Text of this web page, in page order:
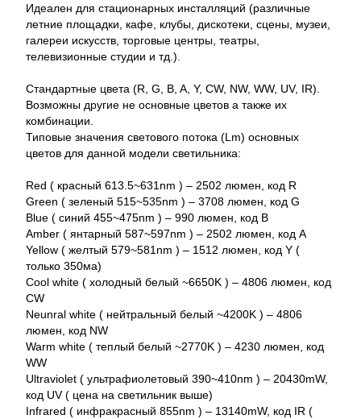
Идеален для стационарных инсталляций (различные
летние площадки, кафе, клубы, дискотеки, сцены, музеи,
галереи искусств, торговые центры, театры,
телевизионные студии и тд.).
Стандартные цвета (R, G, B, A, Y, CW, NW, WW, UV, IR).
Возможны другие не основные цветов а также их
комбинации.
Типовые значения светового потока (Lm) основных
цветов для данной модели светильника:
Red ( красный 613.5~631nm ) – 2502 люмен, код R
Green ( зеленый 515~535nm ) – 3708 люмен, код G
Blue ( синий 455~475nm ) – 990 люмен, код B
Amber ( янтарный 587~597nm ) – 2502 люмен, код A
Yellow ( желтый 579~581nm ) – 1512 люмен, код Y (
только 350ма)
Cool white ( холодный белый ~6650K ) – 4806 люмен, код
CW
Neunral white ( нейтральный белый ~4200K ) – 4806
люмен, код NW
Warm white ( теплый белый ~2770K ) – 4230 люмен, код
WW
Ultraviolet ( ультрафиолетовый 390~410nm ) – 20430mW,
код UV ( цена на светильник выше)
Infrared ( инфракрасный 855nm ) – 13140mW, код IR (